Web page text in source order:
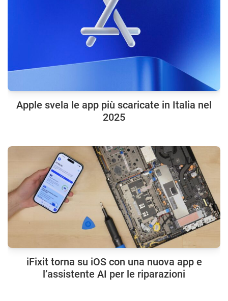
Apple svela le app più scaricate in Italia nel
2025
iFixit torna su iOS con una nuova app e
l’assistente AI per le riparazioni